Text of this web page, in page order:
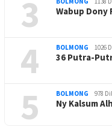
3 Wabup Dony
4 BOLMONG 1026
36 Putra-
5 BOLMONG 978
Ny Kalsum